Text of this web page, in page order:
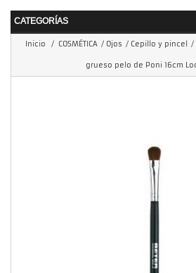
CATEGORÍAS
Inicio / COSMÉTICA / Ojos / Cepillo y pincel /
grueso pelo de Poni 16cm